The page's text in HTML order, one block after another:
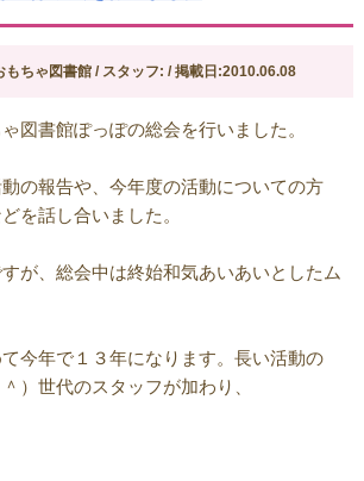
もちゃ図書館 / スタッフ: / 掲載日:2010.06.08
図書館ぽっぽの総会を行いました。
の報告や、今年度の活動についての方
を話し合いました。
が、総会中は終始和気あいあいとしたム
今年で１３年になります。長い活動の
）世代のスタッフが加わり、